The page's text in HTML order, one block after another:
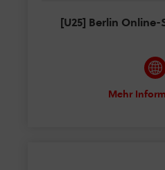
[U25] Berlin
Mehr